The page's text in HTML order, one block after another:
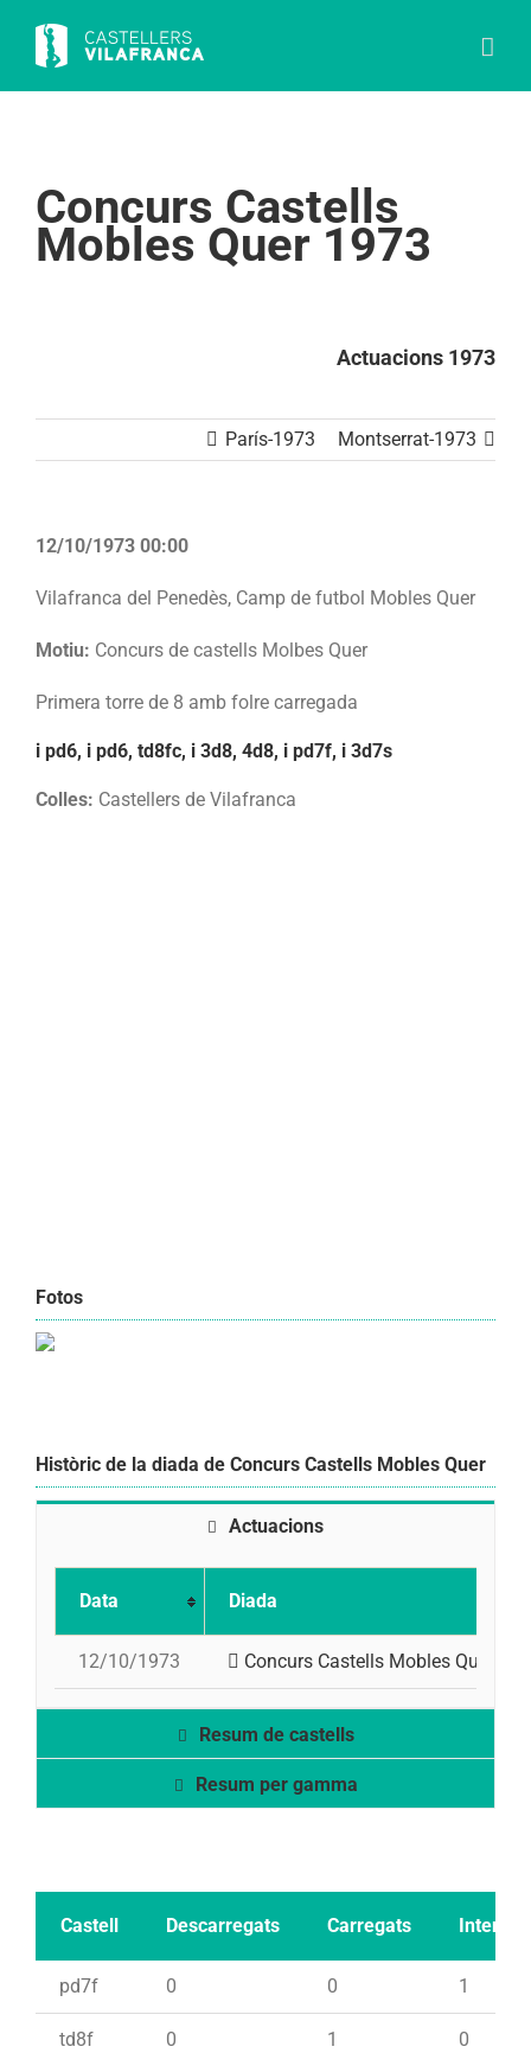
content
Concurs Castells
Mobles Quer 1973
Actuacions 1973
París-1973 Montserrat-1973
12/10/1973 00:00
Vilafranca del Penedès, Camp de futbol Mobles Quer
Motiu: Concurs de castells Molbes Quer
Primera torre de 8 amb folre carregada
i pd6, i pd6, td8fc, i 3d8, 4d8, i pd7f, i 3d7s
Colles: Castellers de Vilafranca
Fotos
Històric de la diada de Concurs Castells Mobles Quer
Actuacions
Data Diada
12/10/1973 Concurs Castells Mobles Quer
Resum de castells
Resum per gamma
Castell Descarregats Carregats Intents
pd7f 0 0 1
td8f 0 1 0